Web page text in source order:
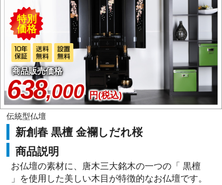
特別
価格
商品販売価格
638,000 円(税込)
伝統型仏壇
新創春 黒檀 金襴しだれ桜
商品説明
お仏壇の素材に、唐木三大銘木の一つの「 黒檀
」を使用した美しい木目が特徴的なお仏壇です。